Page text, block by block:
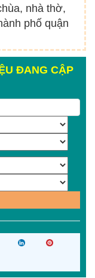
nhà thờ,
phố quận
ĐANG CẬP